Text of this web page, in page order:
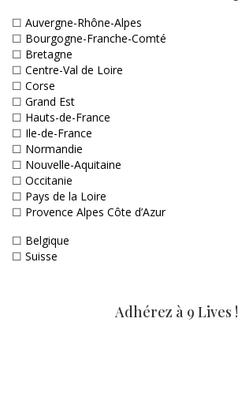
☐ Auvergne-Rhône-Alpes
☐ Bourgogne-Franche-Comté
☐ Bretagne
☐ Centre-Val de Loire
☐ Corse
☐ Grand Est
☐ Hauts-de-France
☐ Ile-de-France
☐ Normandie
☐ Nouvelle-Aquitaine
☐ Occitanie
☐ Pays de la Loire
☐ Provence Alpes Côte d’Azur
☐ Belgique
☐ Suisse
Adhérez à 9 Lives !